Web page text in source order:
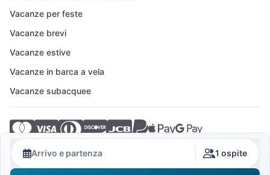
Arrivo e partenza 1 ospite
Vacanze per feste
Vacanze brevi
Vacanze estive
Vacanze in barca a vela
Vacanze subacquee
© 2026 Crovillas GmbH